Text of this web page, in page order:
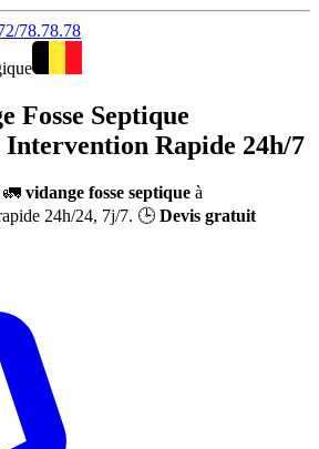
78.78.78
Fosse Septique
Rapide 24h/7
🚛 vidange fosse septique à
24h/24, 7j/7. 🕒 Devis gratuit